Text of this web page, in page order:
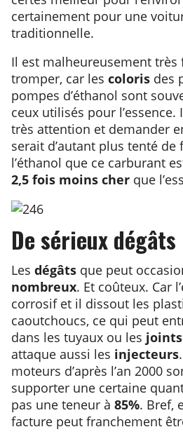
certainement pour une
traditionnelle.
Il est malheureusement très
tromper, car les coloris des
pompes d’éthanol sont
ceux utilisés pour
très attention et demander
serait d’autant plus tenté de
l’éthanol que ce carburant
2,5 fois moins cher que
De sérieux dégâts
Les dégâts que peut
nombreux. Et coûteux. Car
corrosif et il dissout les
caoutchoucs, ce qui peut
dans les tuyaux ou les
attaque aussi les injecteurs
moteurs d’après l’an 2000
supporter une certaine
pas une teneur à 85%. Bref,
facture peut franchement